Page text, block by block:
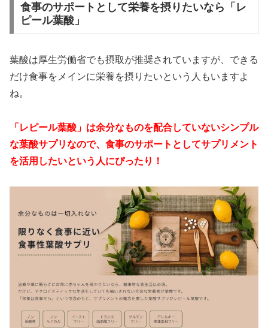
食事のサポートとして栄養を摂りたいなら「レ
ピール葉酸」
葉酸は厚生労働省でも摂取が推奨されていますが、できる
だけ食事をメインに栄養を摂りたいという人もいますよ
ね。
「レピール葉酸」は余分なものを配合していないシンプル
な葉酸サプリなので、食事のサポートとしてサプリメント
を活用したいという人にぴったり！